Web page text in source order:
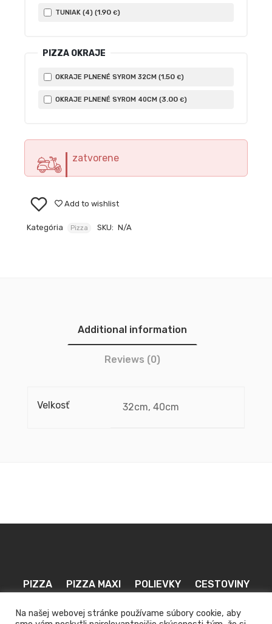
TUNIAK (4) (1.90 €)
PIZZA OKRAJE
OKRAJE PLNENÉ SYROM 32CM (1.50 €)
OKRAJE PLNENÉ SYROM 40CM (3.00 €)
zatvorene
Add to wishlist
Kategória Pizza SKU: N/A
Additional information
Reviews (0)
Velkosť 32cm, 40cm
PIZZA PIZZA MAXI POLIEVKY CESTOVINY
ŠALÁTY PALACINKY DRESSINGY NÁPOJE
Na našej webovej stránke používame súbory cookie, aby